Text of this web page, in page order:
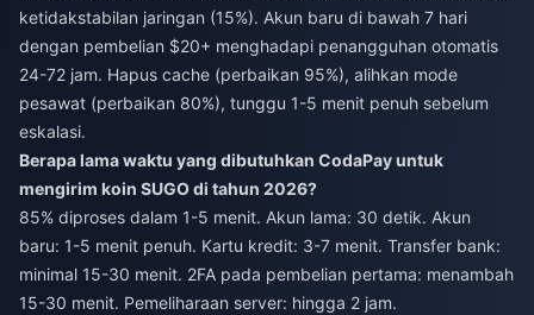
ketidakstabilan jaringan (15%). Akun baru di bawah 7 hari
dengan pembelian $20+ menghadapi penangguhan otomatis
24-72 jam. Hapus cache (perbaikan 95%), alihkan mode
pesawat (perbaikan 80%), tunggu 1-5 menit penuh sebelum
eskalasi.
Berapa lama waktu yang dibutuhkan CodaPay untuk
mengirim koin SUGO di tahun 2026?
85% diproses dalam 1-5 menit. Akun lama: 30 detik. Akun
baru: 1-5 menit penuh. Kartu kredit: 3-7 menit. Transfer bank:
minimal 15-30 menit. 2FA pada pembelian pertama: menambah
15-30 menit. Pemeliharaan server: hingga 2 jam.